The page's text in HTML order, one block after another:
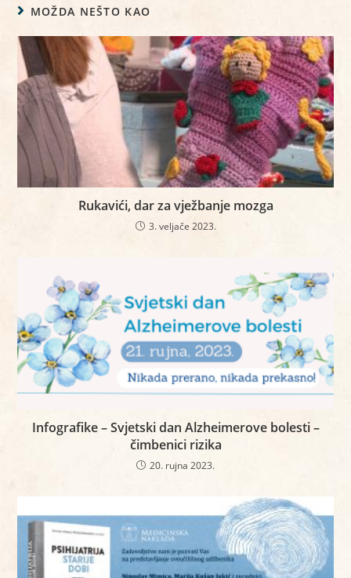
MOŽDA NEŠTO KAO
Rukavići, dar za vježbanje mozga
3. veljače 2023.
Infografike – Svjetski dan Alzheimerove bolesti –
čimbenici rizika
20. rujna 2023.